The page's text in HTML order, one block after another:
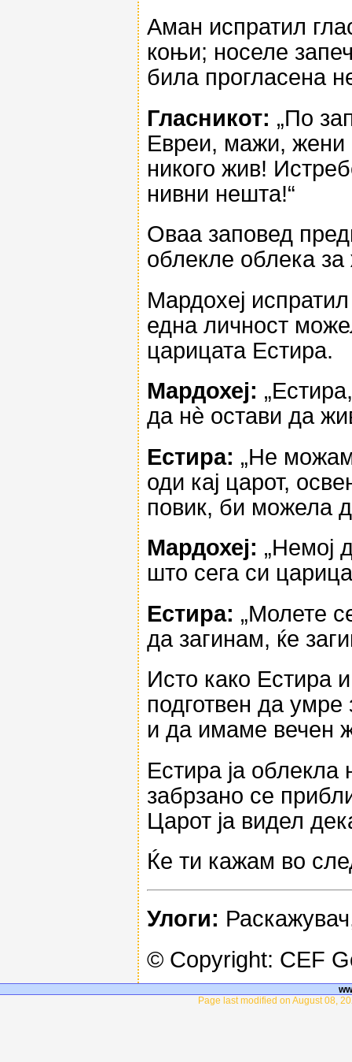
Аман испратил
коњи; носеле
била прогласена
Гласникот: „По
Евреи, мажи, жени
никого жив!
нивни нешта!“
Оваа заповед
облекле облека
Мардохеј
една личност
царицата Естира.
Мардохеј:
да нè остави да
Естира: „Не
оди кај царот,
повик, би можела
Мардохеј: „Немој
што сега си
Естира: „Молете
да загинам, ќе
Исто како Естира
подготвен да
и да имаме вечен
Естира ја облекла
забрзано се
Царот ја видел
Ќе ти кажам во
Улоги:
© Copyright: CEF
Page last modified on August 08,